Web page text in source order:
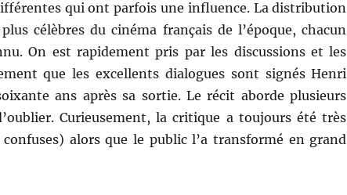
qui ont parfois une influence. La distribution
célèbres du cinéma français de l’époque, chacun
On est rapidement pris par les discussions et les
que les excellents dialogues sont signés Henri
ans après sa sortie. Le récit aborde plusieurs
Curieusement, la critique a toujours été très
alors que le public l’a transformé en grand